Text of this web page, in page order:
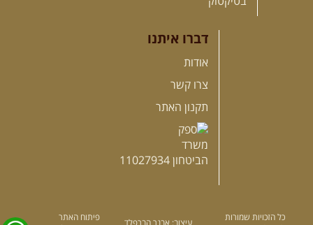
דברו איתנו
אודות
צרו קשר
תקנון האתר
כל הזכויות שמורות
פיתוח האתר